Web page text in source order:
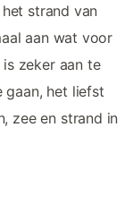
strand van
aan wat voor
zeker aan te
gaan, het liefst
zee en strand in